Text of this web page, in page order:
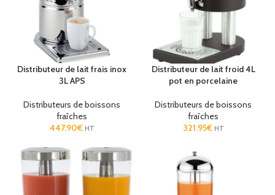
Distributeur de lait frais inox
3L APS
Distributeurs de boissons
fraîches
447.90€ HT
Distributeur de lait froid 4L
pot en porcelaine
Distributeurs de boissons
fraîches
321.95€ HT